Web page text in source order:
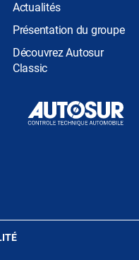
Actualités
Présentation du groupe
Découvrez Autosur
Classic
(OUVRE